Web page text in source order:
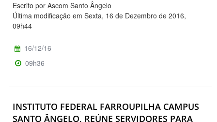
Escrito por Ascom Santo Ângelo
Última modificação em Sexta, 16 de Dezembro de 2016,
09h44
16/12/16
09h36
INSTITUTO FEDERAL FARROUPILHA CAMPUS
SANTO ÂNGELO, REÚNE SERVIDORES PARA